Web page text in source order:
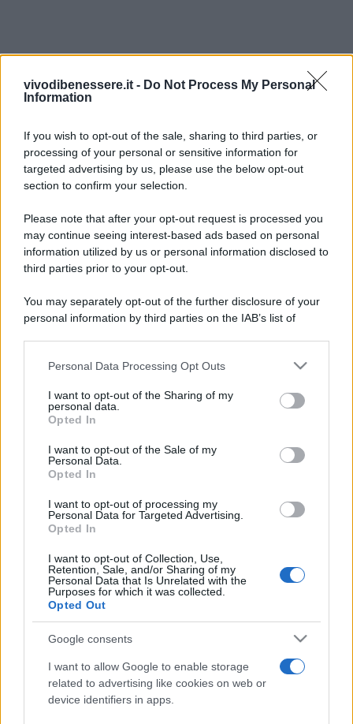
vivodibenessere.it - Do Not Process My Personal
Information
If you wish to opt-out of the sale, sharing to third parties, or
processing of your personal or sensitive information for
targeted advertising by us, please use the below opt-out
section to confirm your selection.
Please note that after your opt-out request is processed you
may continue seeing interest-based ads based on personal
information utilized by us or personal information disclosed to
third parties prior to your opt-out.
You may separately opt-out of the further disclosure of your
personal information by third parties on the IAB’s list of
This information may also be disclosed by us to third parties
disclose it to other third parties.
Please note that this website/app uses one or more Google
services and may gather and store information including but
not limited to your visit or usage behaviour. You may click to
grant or deny consent to Google and its third-party tags to
consent section.
Personal Data Processing Opt Outs
I want to opt-out of the Sharing of my
personal data.
Opted In
I want to opt-out of the Sale of my
Personal Data.
Opted In
I want to opt-out of processing my
Personal Data for Targeted Advertising.
Opted In
I want to opt-out of Collection, Use,
Retention, Sale, and/or Sharing of my
Personal Data that Is Unrelated with the
Purposes for which it was collected.
Opted Out
Google consents
I want to allow Google to enable storage
related to advertising like cookies on web or
device identifiers in apps.